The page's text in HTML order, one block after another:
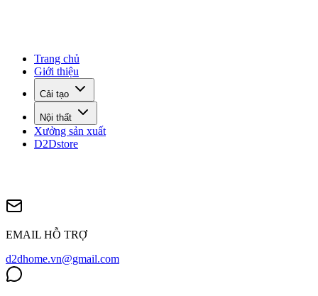
Trang chủ
Giới thiệu
Cải tạo
Nội thất
Xưởng sản xuất
D2Dstore
EMAIL HỖ TRỢ
d2dhome.vn@gmail.com